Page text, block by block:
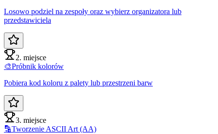
Losowo podziel na zespoły oraz wybierz organizatora lub
przedstawiciela
2. miejsce
🎨Próbnik kolorów
Pobiera kod koloru z palety lub przestrzeni barw
3. miejsce
🔡Tworzenie ASCII Art (AA)